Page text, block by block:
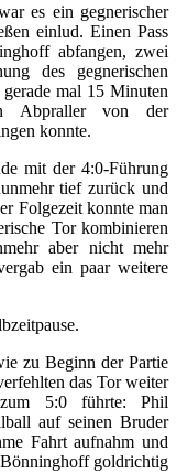
es ein gegnerischer
einlud. Einen Pass
abfangen, zwei
des gegnerischen
mal 15 Minuten
Abpraller von der
konnte.
mit der 4:0-Führung
tief zurück und
Folgezeit konnte man
Tor kombinieren
aber nicht mehr
ein paar weitere
zu Beginn der Partie
das Tor weiter
5:0 führte: Phil
auf seinen Bruder
Fahrt aufnahm und
goldrichtig